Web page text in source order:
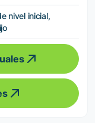
nivel inicial,